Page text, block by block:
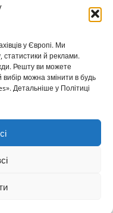
у Європі. Ми
статистики й реклами.
Решту ви можете
вибір можна змінити в будь
Детальніше у Політиці
нашої спільноти